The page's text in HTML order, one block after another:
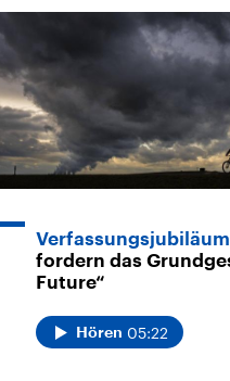
Verfassungsjubiläum
fordern das
Future“
Hören 05:22